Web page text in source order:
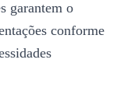
garantem o
conforme